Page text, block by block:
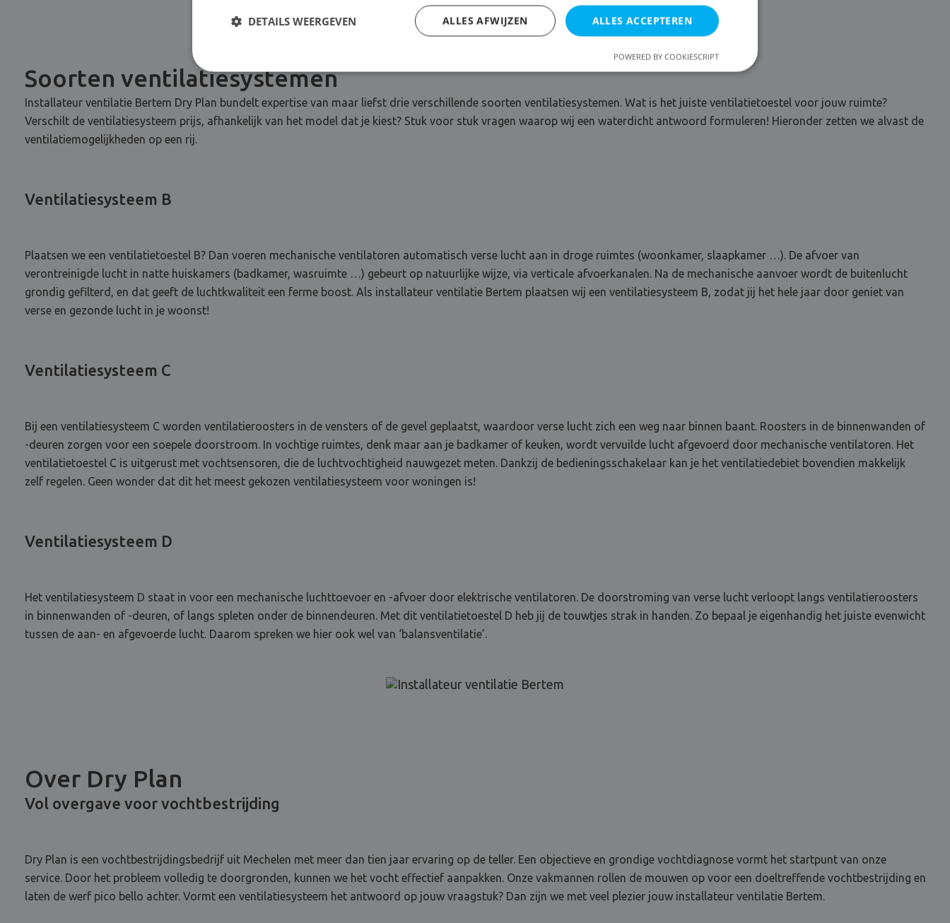
Soorten ventilatiesystemen
Installateur ventilatie Bertem Dry Plan bundelt expertise van maar liefst drie verschillende soorten ventilatiesystemen. Wat is het juiste ventilatietoestel voor jouw ruimte?
Verschilt de ventilatiesysteem prijs, afhankelijk van het model dat je kiest? Stuk voor stuk vragen waarop wij een waterdicht antwoord formuleren! Hieronder zetten we alvast de
ventilatiemogelijkheden op een rij.
Ventilatiesysteem B
Plaatsen we een ventilatietoestel B? Dan voeren mechanische ventilatoren automatisch verse lucht aan in droge ruimtes (woonkamer, slaapkamer …). De afvoer van
verontreinigde lucht in natte huiskamers (badkamer, wasruimte …) gebeurt op natuurlijke wijze, via verticale afvoerkanalen. Na de mechanische aanvoer wordt de buitenlucht
grondig gefilterd, en dat geeft de luchtkwaliteit een ferme boost. Als installateur ventilatie Bertem plaatsen wij een ventilatiesysteem B, zodat jij het hele jaar door geniet van
verse en gezonde lucht in je woonst!
Ventilatiesysteem C
Bij een ventilatiesysteem C worden ventilatieroosters in de vensters of de gevel geplaatst, waardoor verse lucht zich een weg naar binnen baant. Roosters in de binnenwanden of
-deuren zorgen voor een soepele doorstroom. In vochtige ruimtes, denk maar aan je badkamer of keuken, wordt vervuilde lucht afgevoerd door mechanische ventilatoren. Het
ventilatietoestel C is uitgerust met vochtsensoren, die de luchtvochtigheid nauwgezet meten. Dankzij de bedieningsschakelaar kan je het ventilatiedebiet bovendien makkelijk
zelf regelen. Geen wonder dat dit het meest gekozen ventilatiesysteem voor woningen is!
Ventilatiesysteem D
Het ventilatiesysteem D staat in voor een mechanische luchttoevoer en -afvoer door elektrische ventilatoren. De doorstroming van verse lucht verloopt langs ventilatieroosters
in binnenwanden of -deuren, of langs spleten onder de binnendeuren. Met dit ventilatietoestel D heb jij de touwtjes strak in handen. Zo bepaal je eigenhandig het juiste evenwicht
tussen de aan- en afgevoerde lucht. Daarom spreken we hier ook wel van ‘balansventilatie’.
Over Dry Plan
Vol overgave voor vochtbestrijding
Dry Plan is een vochtbestrijdingsbedrijf uit Mechelen met meer dan tien jaar ervaring op de teller. Een objectieve en grondige vochtdiagnose vormt het startpunt van onze
service. Door het probleem volledig te doorgronden, kunnen we het vocht effectief aanpakken. Onze vakmannen rollen de mouwen op voor een doeltreffende vochtbestrijding en
laten de werf pico bello achter. Vormt een ventilatiesysteem het antwoord op jouw vraagstuk? Dan zijn we met veel plezier jouw installateur ventilatie Bertem.
ALLES ACCEPTEREN
ALLES AFWIJZEN
DETAILS WEERGEVEN
POWERED BY COOKIESCRIPT